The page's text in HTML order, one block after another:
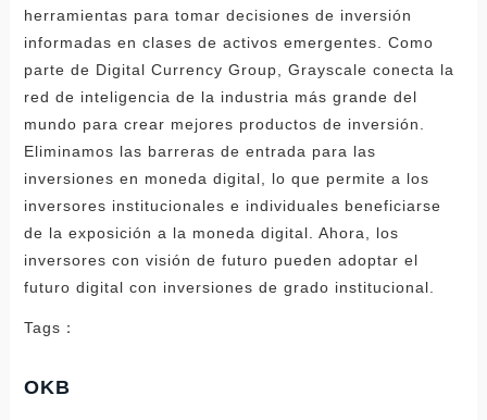
herramientas para tomar decisiones de inversión
informadas en clases de activos emergentes. Como
parte de Digital Currency Group, Grayscale conecta la
red de inteligencia de la industria más grande del
mundo para crear mejores productos de inversión.
Eliminamos las barreras de entrada para las
inversiones en moneda digital, lo que permite a los
inversores institucionales e individuales beneficiarse
de la exposición a la moneda digital. Ahora, los
inversores con visión de futuro pueden adoptar el
futuro digital con inversiones de grado institucional.
Tags：
OKB